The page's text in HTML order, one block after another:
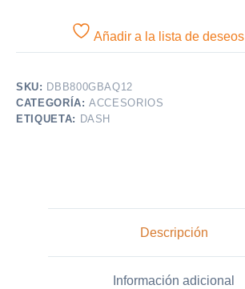
Añadir a la lista de deseos
SKU: DBB800GBAQ12
CATEGORÍA:ACCESORIOS
ETIQUETA: DASH
Descripción
Información adicional